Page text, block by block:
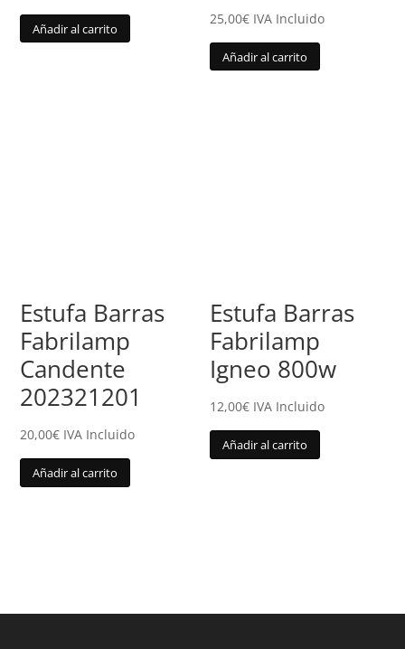
Añadir al carrito
25,00€ IVA Incluido
Añadir al carrito
Estufa Barras
Fabrilamp
Candente
202321201
20,00€ IVA Incluido
Añadir al carrito
Estufa Barras
Fabrilamp
Igneo 800w
12,00€ IVA Incluido
Añadir al carrito